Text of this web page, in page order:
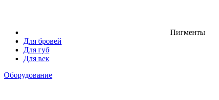
Пигменты
Для бровей
Для губ
Для век
Оборудование